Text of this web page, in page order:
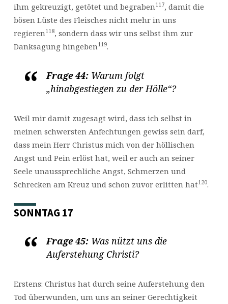
ihm gekreuzigt, getötet und begraben117, damit die
bösen Lüste des Fleisches nicht mehr in uns
regieren118, sondern dass wir uns selbst ihm zur
Danksagung hingeben119.
Frage 44:Warum folgt
„hinabgestiegen zu der Hölle“?
Weil mir damit zugesagt wird, dass ich selbst in
meinen schwersten Anfechtungen gewiss sein darf,
dass mein Herr Christus mich von der höllischen
Angst und Pein erlöst hat, weil er auch an seiner
Seele unaussprechliche Angst, Schmerzen und
Schrecken am Kreuz und schon zuvor erlitten hat120.
SONNTAG 17
Frage 45:Was nützt uns die
Auferstehung Christi?
Erstens: Christus hat durch seine Auferstehung den
Tod überwunden, um uns an seiner Gerechtigkeit